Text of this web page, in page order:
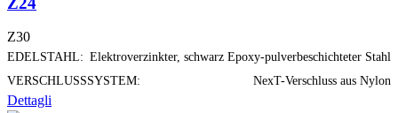
Z30
EDELSTAHL: Elektroverzinkter, schwarz Epoxy-pulverbeschichteter Stahl
VERSCHLUSSSYSTEM:
NexT-Verschluss aus Nylon
Dettagli